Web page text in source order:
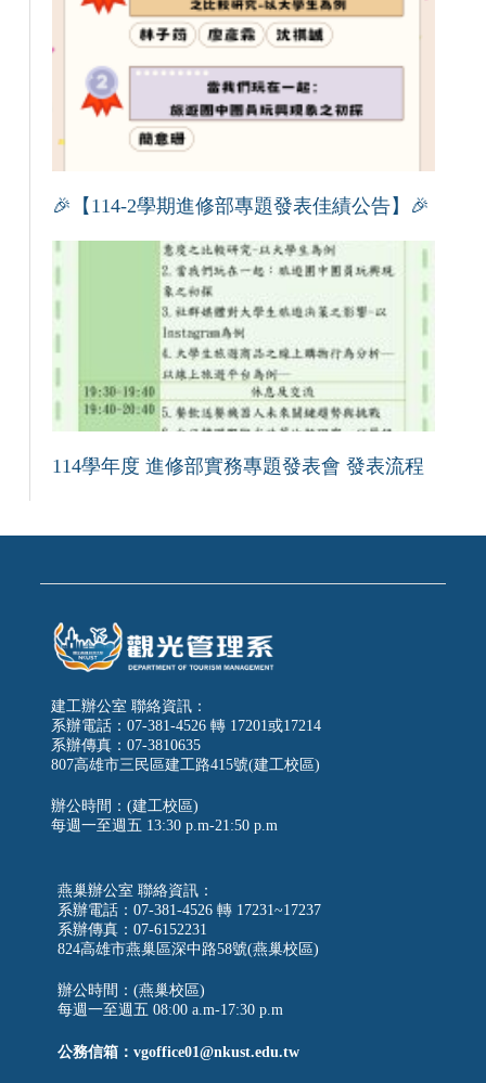
🎉【114-2學期進修部專題發表佳績公告】🎉
114學年度 進修部實務專題發表會 發表流程
建工辦公室 聯絡資訊：
系辦電話：07-381-4526 轉 17201或17214
系辦傳真：07-3810635
807高雄市三民區建工路415號(建工校區)
辦公時間：(建工校區)
每週一至週五 13:30 p.m-21:50 p.m
燕巢辦公室 聯絡資訊：
系辦電話：07-381-4526 轉 17231~17237
系辦傳真：07-6152231
824高雄市燕巢區深中路58號(燕巢校區)
辦公時間：(燕巢校區)
每週一至週五 08:00 a.m-17:30 p.m
公務信箱：vgoffice01@nkust.edu.tw